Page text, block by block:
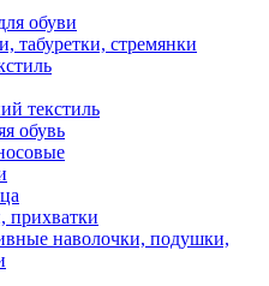
обуви
табуретки, стремянки
текстиль
обувь
прихватки
наволочки, подушки,